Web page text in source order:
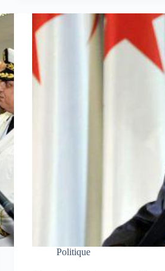
Politique